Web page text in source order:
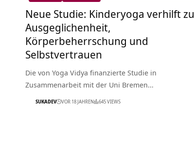
Neue Studie: Kinderyoga verhilft zu
Ausgeglichenheit,
Körperbeherrschung und
Selbstvertrauen
Die von Yoga Vidya finanzierte Studie in
Zusammenarbeit mit der Uni Bremen…
SUKADEV VOR 18 JAHREN 645 VIEWS